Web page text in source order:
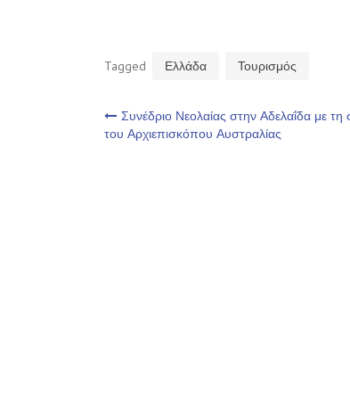
Tagged Ελλάδα Τουρισμός
Πλοήγηση
Συνέδριο Νεολαίας στην Αδελαΐδα με τη
του Αρχιεπισκόπου Αυστραλίας